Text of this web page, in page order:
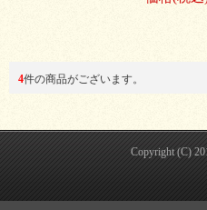
4件の商品がございます。
Copyright (C)